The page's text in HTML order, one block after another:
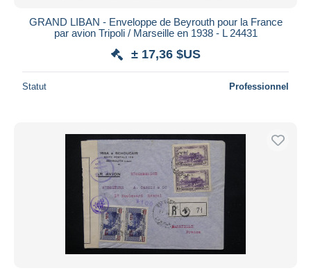
GRAND LIBAN - Enveloppe de Beyrouth pour la France
par avion Tripoli / Marseille en 1938 - L 24431
± 17,36 $US
Statut Professionnel